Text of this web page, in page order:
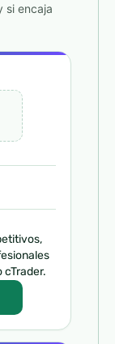
si encaja
cTrader.